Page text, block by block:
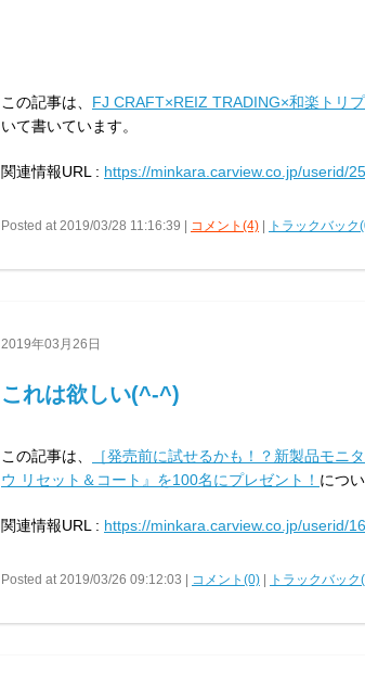
この記事は、 FJ CRAFT×REIZ TRADING×和楽トリ
いて書いています。
関連情報URL : https://minkara.carview.co.jp/userid/
Posted at 2019/03/28 11:16:39 | コメント(4) トラックバック
2019年03月26日
これは欲しい(^-^)
この記事は、
［発売前に試せるかも！？新製品モニ
ウ リセット＆コート』を100名にプレゼント！ につ
関連情報URL : https://minkara.carview.co.jp/userid/
Posted at 2019/03/26 09:12:03 | コメント(0) トラックバック